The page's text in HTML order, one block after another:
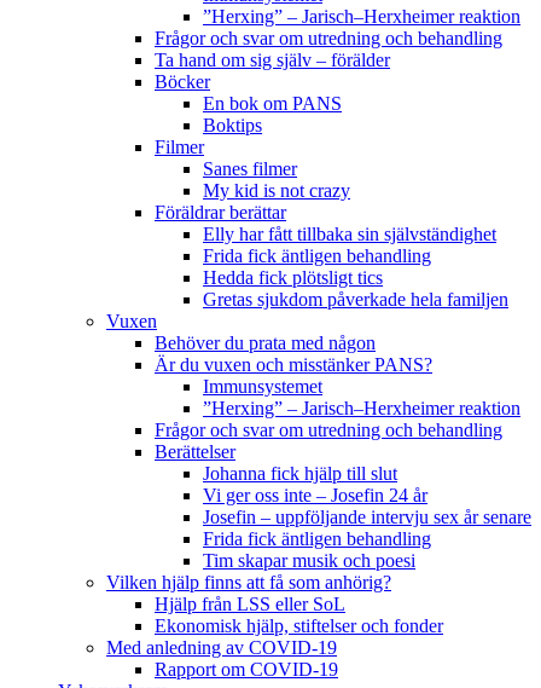
”Herxing” – Jarisch–Herxheimer reaktion
Frågor och svar om utredning och behandling
Ta hand om sig själv – förälder
Böcker
En bok om PANS
Boktips
Filmer
Sanes filmer
My kid is not crazy
Föräldrar berättar
Elly har fått tillbaka sin självständighet
Frida fick äntligen behandling
Hedda fick plötsligt tics
Gretas sjukdom påverkade hela familjen
Vuxen
Behöver du prata med någon
Är du vuxen och misstänker PANS?
Immunsystemet
”Herxing” – Jarisch–Herxheimer reaktion
Frågor och svar om utredning och behandling
Berättelser
Johanna fick hjälp till slut
Vi ger oss inte – Josefin 24 år
Josefin – uppföljande intervju sex år senare
Frida fick äntligen behandling
Tim skapar musik och poesi
Vilken hjälp finns att få som anhörig?
Hjälp från LSS eller SoL
Ekonomisk hjälp, stiftelser och fonder
Med anledning av COVID-19
Rapport om COVID-19